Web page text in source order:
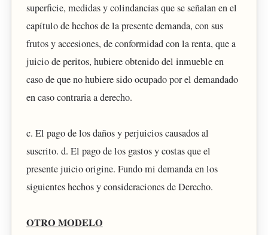
superficie, medidas y colindancias que se señalan en el
capítulo de hechos de la presente demanda, con sus
frutos y accesiones, de conformidad con la renta, que a
juicio de peritos, hubiere obtenido del inmueble en
caso de que no hubiere sido ocupado por el demandado
en caso contraria a derecho.
c. El pago de los daños y perjuicios causados al
suscrito. d. El pago de los gastos y costas que el
presente juicio origine. Fundo mi demanda en los
siguientes hechos y consideraciones de Derecho.
OTRO MODELO